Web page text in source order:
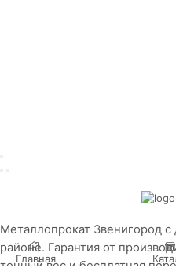
Главная
Металлопрокат Звенигород
районе. Гарантия от
точный вес и бесплатная